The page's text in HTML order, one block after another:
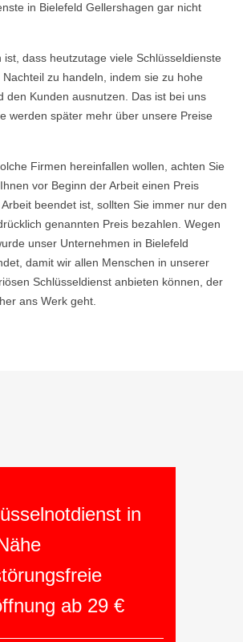
in Bielefeld Gellershagen gar nicht
ist, dass heutzutage viele Schlüsseldienste
zu handeln, indem sie zu hohe
den Kunden ausnutzen. Das ist bei uns
werden später mehr über unsere Preise
Firmen hereinfallen wollen, achten Sie
vor Beginn der Arbeit einen Preis
beendet ist, sollten Sie immer nur den
genannten Preis bezahlen. Wegen
unser Unternehmen in Bielefeld
damit wir allen Menschen in unserer
Schlüsseldienst anbieten können, der
ans Werk geht.
in
ab 29 €